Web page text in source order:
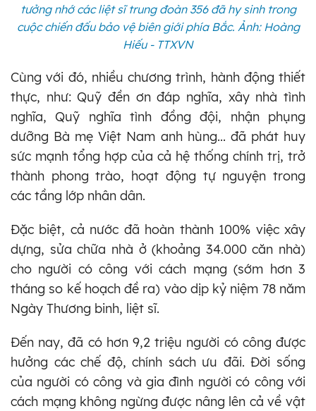
tưởng nhớ các liệt sĩ trung đoàn 356 đã hy sinh trong
cuộc chiến đấu bảo vệ biên giới phía Bắc. Ảnh: Hoàng
Hiếu - TTXVN
Cùng với đó, nhiều chương trình, hành động thiết
thực, như: Quỹ đền ơn đáp nghĩa, xây nhà tình
nghĩa, Quỹ nghĩa tình đồng đội, nhận phụng
dưỡng Bà mẹ Việt Nam anh hùng... đã phát huy
sức mạnh tổng hợp của cả hệ thống chính trị, trở
thành phong trào, hoạt động tự nguyện trong
các tầng lớp nhân dân.
Đặc biệt, cả nước đã hoàn thành 100% việc xây
dựng, sửa chữa nhà ở (khoảng 34.000 căn nhà)
cho người có công với cách mạng (sớm hơn 3
tháng so kế hoạch đề ra) vào dịp kỷ niệm 78 năm
Ngày Thương binh, liệt sĩ.
Đến nay, đã có hơn 9,2 triệu người có công được
hưởng các chế độ, chính sách ưu đãi. Đời sống
của người có công và gia đình người có công với
cách mạng không ngừng được nâng lên cả về vật